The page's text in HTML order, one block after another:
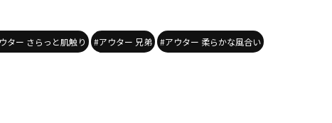
ター さらっと肌触り #アウター 兄弟 #アウター 柔らかな風合い